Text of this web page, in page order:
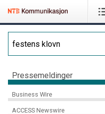
Pressemeldinger
Business Wire
ACCESS Newswire